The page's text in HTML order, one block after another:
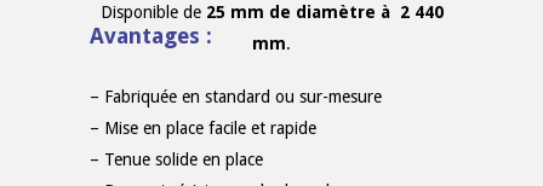
Disponible de25 mm de diamètre à 2 440
mm.
Avantages :
– Fabriquée en standard ou sur-mesure
– Mise en place facile et rapide
– Tenue solide en place